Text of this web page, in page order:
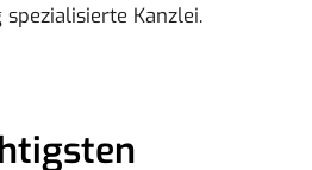
Kanzlei.